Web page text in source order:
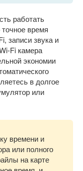
работать
время
записи звука и
Fi камера
экономии
в долгое
или
времени и
или полного
на карте